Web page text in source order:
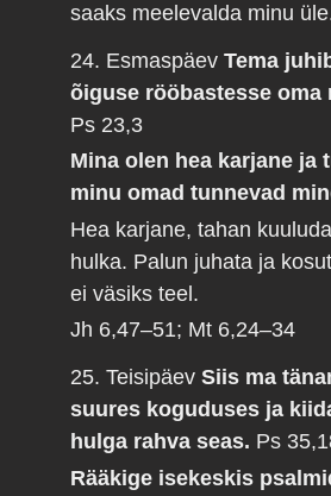
saaks meelevalda minu
24. EsmaspäevTema
õiguse rööbastesse oma
Ps 23,3
Mina olen hea karjane ja
minu omad tunnevad
Hea karjane, tahan
hulka. Palun juhata ja
ei väsiks teel.
Jh 6,47–51; Mt 6,24–34
25. TeisipäevSiis ma
suures koguduses ja
hulga rahva seas. Ps
Rääkige isekeskis